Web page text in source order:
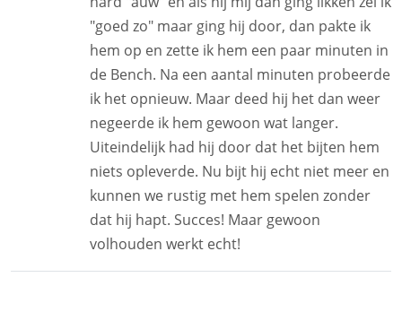
"goed zo" maar ging hij door, dan pakte ik
hem op en zette ik hem een paar minuten in
de Bench. Na een aantal minuten probeerde
ik het opnieuw. Maar deed hij het dan weer
negeerde ik hem gewoon wat langer.
Uiteindelijk had hij door dat het bijten hem
niets opleverde. Nu bijt hij echt niet meer en
kunnen we rustig met hem spelen zonder
dat hij hapt. Succes! Maar gewoon
volhouden werkt echt!